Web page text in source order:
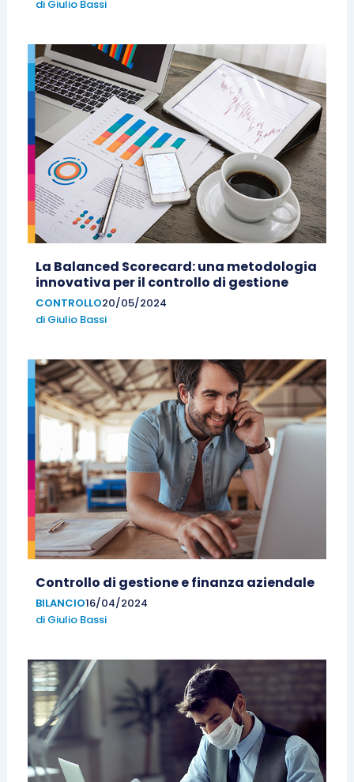
di Giulio Bassi
La Balanced Scorecard: una metodologia
innovativa per il controllo di gestione
CONTROLLO20/05/2024
di Giulio Bassi
Controllo di gestione e finanza aziendale
BILANCIO16/04/2024
di Giulio Bassi